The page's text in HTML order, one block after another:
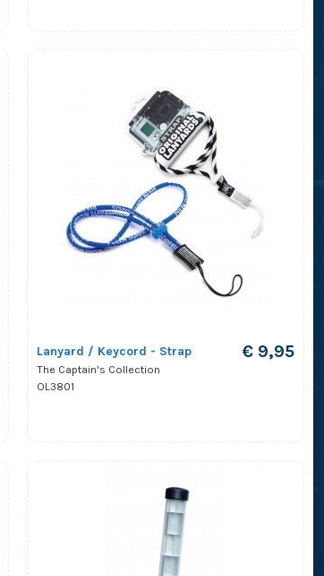
Lanyard / Keycord - Strap
The Captain's Collection
OL3801
€ 9,95